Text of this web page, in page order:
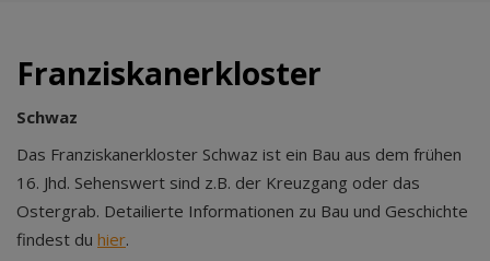
Franziskanerkloster
Schwaz
Das Franziskanerkloster Schwaz ist ein Bau aus dem frühen
16. Jhd. Sehenswert sind z.B. der Kreuzgang oder das
Ostergrab. Detailierte Informationen zu Bau und Geschichte
findest du hier.